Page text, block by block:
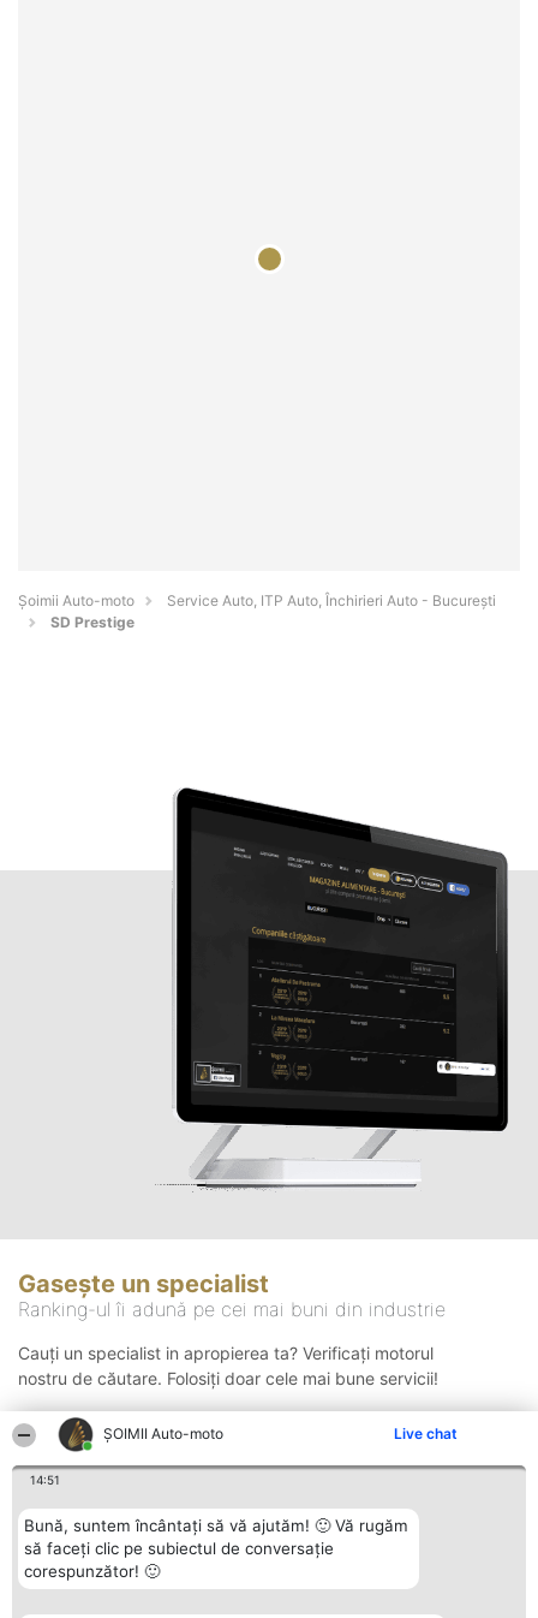
ȘOIMII Auto-moto Live chat
14:51
Bună, suntem încântați să vă ajutăm! 🙂 Vă rugăm
să faceți clic pe subiectul de conversație
corespunzător! 🙂
Șoimii Auto-moto
Service Auto, ITP Auto, Închirieri Auto - Bucureşti
SD Prestige
Gasește un specialist
Ranking-ul îi adună pe cei mai buni din industrie
Cauți un specialist in apropierea ta? Verificați motorul
nostru de căutare. Folosiți doar cele mai bune servicii!